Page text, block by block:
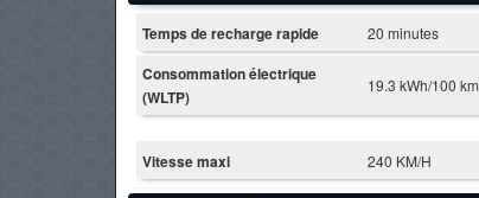
Temps de recharge rapide 20 minutes
Consommation électrique
(WLTP)
19.3 kWh/100 km
Vitesse maxi 240 KM/H